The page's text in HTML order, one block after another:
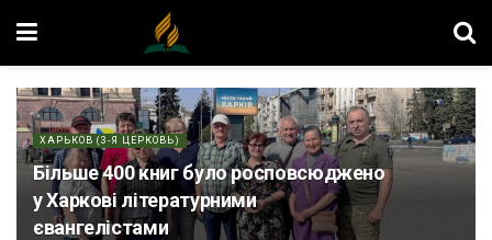
ХАРЬКОВ (3-Я ЦЕРКОВЬ)
Більше 400 книг було росповсюджено
у Харкові літературними
євангелістами